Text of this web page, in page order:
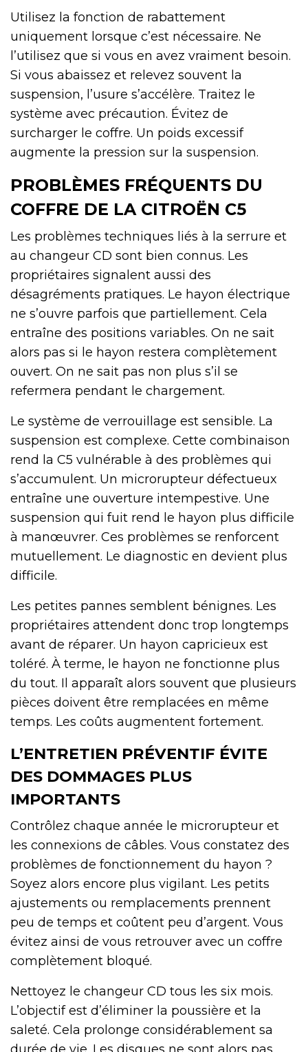
Utilisez la fonction de rabattement
uniquement lorsque c’est nécessaire. Ne
l’utilisez que si vous en avez vraiment besoin.
Si vous abaissez et relevez souvent la
suspension, l’usure s’accélère. Traitez le
système avec précaution. Évitez de
surcharger le coffre. Un poids excessif
augmente la pression sur la suspension.
PROBLÈMES FRÉQUENTS DU
COFFRE DE LA CITROËN C5
Les problèmes techniques liés à la serrure et
au changeur CD sont bien connus. Les
propriétaires signalent aussi des
désagréments pratiques. Le hayon électrique
ne s’ouvre parfois que partiellement. Cela
entraîne des positions variables. On ne sait
alors pas si le hayon restera complètement
ouvert. On ne sait pas non plus s’il se
refermera pendant le chargement.
Le système de verrouillage est sensible. La
suspension est complexe. Cette combinaison
rend la C5 vulnérable à des problèmes qui
s’accumulent. Un microrupteur défectueux
entraîne une ouverture intempestive. Une
suspension qui fuit rend le hayon plus difficile
à manœuvrer. Ces problèmes se renforcent
mutuellement. Le diagnostic en devient plus
difficile.
Les petites pannes semblent bénignes. Les
propriétaires attendent donc trop longtemps
avant de réparer. Un hayon capricieux est
toléré. À terme, le hayon ne fonctionne plus
du tout. Il apparaît alors souvent que plusieurs
pièces doivent être remplacées en même
temps. Les coûts augmentent fortement.
L’ENTRETIEN PRÉVENTIF ÉVITE
DES DOMMAGES PLUS
IMPORTANTS
Contrôlez chaque année le microrupteur et
les connexions de câbles. Vous constatez des
problèmes de fonctionnement du hayon ?
Soyez alors encore plus vigilant. Les petits
ajustements ou remplacements prennent
peu de temps et coûtent peu d’argent. Vous
évitez ainsi de vous retrouver avec un coffre
complètement bloqué.
Nettoyez le changeur CD tous les six mois.
L’objectif est d’éliminer la poussière et la
saleté. Cela prolonge considérablement sa